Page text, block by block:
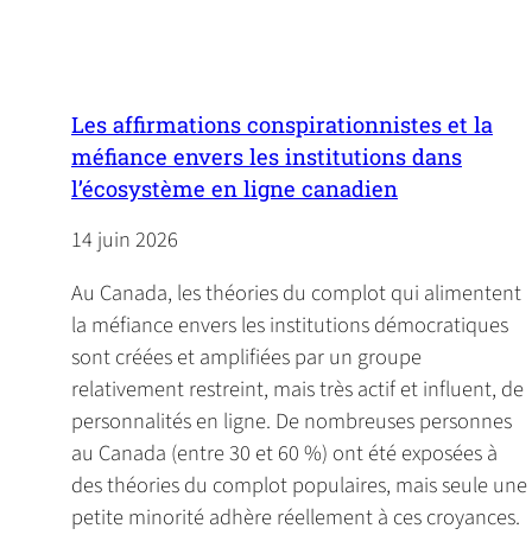
n
s
i
a
n
e
w
t
a
b
)
Les affirmations conspirationnistes et la
méfiance envers les institutions dans
l’écosystème en ligne canadien
14 juin 2026
Au Canada, les théories du complot qui alimentent
la méfiance envers les institutions démocratiques
sont créées et amplifiées par un groupe
relativement restreint, mais très actif et influent, de
personnalités en ligne. De nombreuses personnes
au Canada (entre 30 et 60 %) ont été exposées à
des théories du complot populaires, mais seule une
petite minorité adhère réellement à ces croyances.